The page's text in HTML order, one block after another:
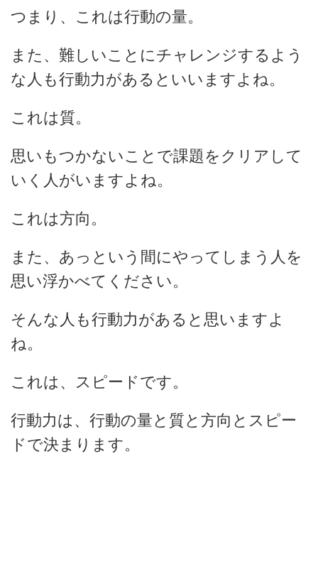
つまり、これは行動の量。
また、難しいことにチャレンジするよう
な人も行動力があるといいますよね。
これは質。
思いもつかないことで課題をクリアして
いく人がいますよね。
これは方向。
また、あっという間にやってしまう人を
思い浮かべてください。
そんな人も行動力があると思いますよ
ね。
これは、スピードです。
行動力は、行動の量と質と方向とスピー
ドで決まります。